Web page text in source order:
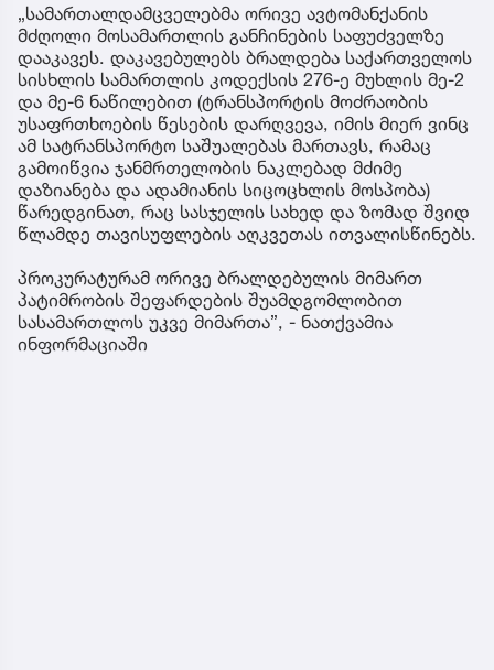
„სამართალდამცველებმა ორივე ავტომანქანის
მძღოლი მოსამართლის განჩინების საფუძველზე
დააკავეს. დაკავებულებს ბრალდება საქართველოს
სისხლის სამართლის კოდექსის 276-ე მუხლის მე-2
და მე-6 ნაწილებით (ტრანსპორტის მოძრაობის
უსაფრთხოების წესების დარღვევა, იმის მიერ ვინც
ამ სატრანსპორტო საშუალებას მართავს, რამაც
გამოიწვია ჯანმრთელობის ნაკლებად მძიმე
დაზიანება და ადამიანის სიცოცხლის მოსპობა)
წარედგინათ, რაც სასჯელის სახედ და ზომად შვიდ
წლამდე თავისუფლების აღკვეთას ითვალისწინებს.
პროკურატურამ ორივე ბრალდებულის მიმართ
პატიმრობის შეფარდების შუამდგომლობით
სასამართლოს უკვე მიმართა”, - ნათქვამია
ინფორმაციაში